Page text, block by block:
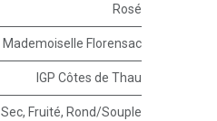
Rosé
Mademoiselle Florensac
IGP Côtes de Thau
Sec, Fruité, Rond/Souple